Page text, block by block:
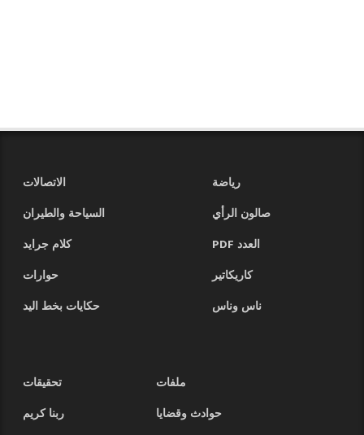
رياضة
الاتصالات
صالون الرأي
السياحة والطيران
العدد PDF
كلام جرايد
كاريكاتير
حوارات
ناس وناس
حكايات بخط اليد
ملفات
تحقيقات
حوادث وقضايا
ربنا كريم